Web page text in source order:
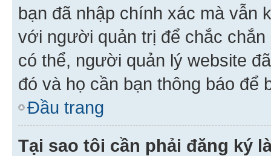
bạn đã nhập chính xác mà vẫn
với người quản trị để chắc
có thể, người quản lý website
đó và họ cần bạn thông báo để
Đầu trang
Tại sao tôi cần phải đăng ký